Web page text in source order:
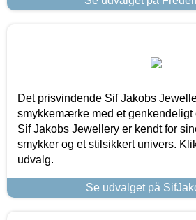
Det prisvindende Sif Jakobs
smykkemærke med et genkendeligt
Sif Jakobs Jewellery er kendt for
smykker og et stilsikkert univers.
udvalg.
Se udvalget på